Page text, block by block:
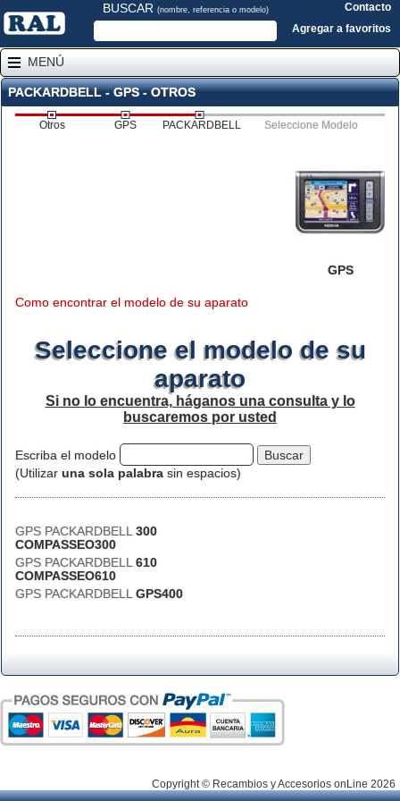
BUSCAR (nombre, referencia o modelo)
Contacto
Agregar a favoritos
MENÚ
PACKARDBELL - GPS - OTROS
Otros GPS PACKARDBELL Seleccione Modelo
GPS
Como encontrar el modelo de su aparato
Seleccione el modelo de su
aparato
Si no lo encuentra, háganos una consulta y lo
buscaremos por usted
Escriba el modelo
(Utilizar una sola palabra sin espacios)
GPS PACKARDBELL 300
COMPASSEO300
GPS PACKARDBELL 610
COMPASSEO610
GPS PACKARDBELL GPS400
Copyright © Recambios y Accesorios onLine 2026